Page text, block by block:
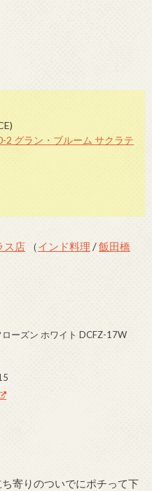
2 グラン・ブルーム サクラテ
ス店（インド料理 /飯田橋
ローズン ホワイト DCFZ-17W
寄りのついでにポチって下